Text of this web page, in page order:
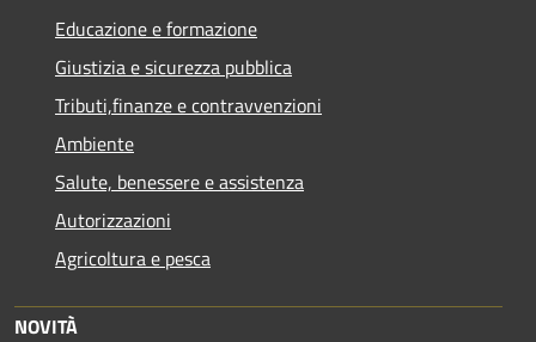
Educazione e formazione
Giustizia e sicurezza pubblica
Tributi,finanze e contravvenzioni
Ambiente
Salute, benessere e assistenza
Autorizzazioni
Agricoltura e pesca
NOVITÀ